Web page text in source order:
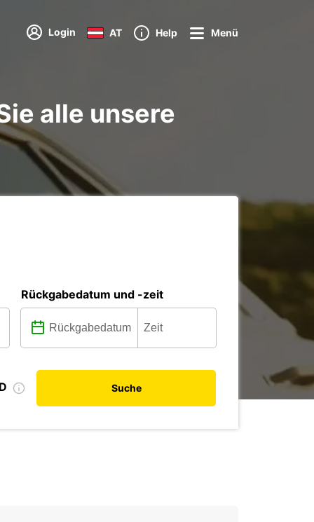
Login AT Help Menü
alle unsere
Rückgabedatum und -zeit
Suche